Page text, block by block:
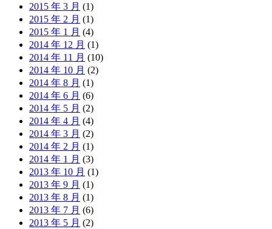
2015 年 3 月 (1)
2015 年 2 月 (1)
2015 年 1 月 (4)
2014 年 12 月 (1)
2014 年 11 月 (10)
2014 年 10 月 (2)
2014 年 8 月 (1)
2014 年 6 月 (6)
2014 年 5 月 (2)
2014 年 4 月 (4)
2014 年 3 月 (2)
2014 年 2 月 (1)
2014 年 1 月 (3)
2013 年 10 月 (1)
2013 年 9 月 (1)
2013 年 8 月 (1)
2013 年 7 月 (6)
2013 年 5 月 (2)